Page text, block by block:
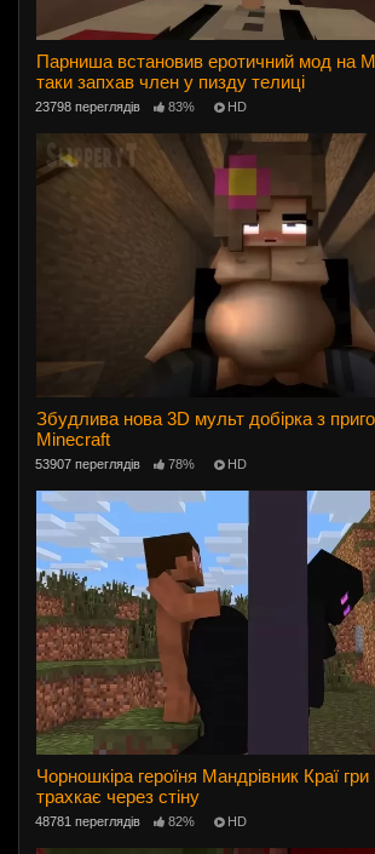
Парниша встановив еротичний мод на
таки запхав член у пизду телиці
23798 переглядів 83% HD
Збудлива нова 3D мульт добірка з
Minecraft
53907 переглядів 78% HD
Чорношкіра героїня Мандрівник Краї
трахкає через стіну
48781 переглядів 82% HD